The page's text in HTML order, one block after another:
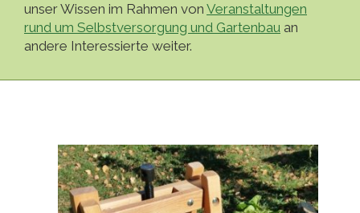
unser Wissen im Rahmen von Veranstaltungen
rund um Selbstversorgung und Gartenbau an
andere Interessierte weiter.